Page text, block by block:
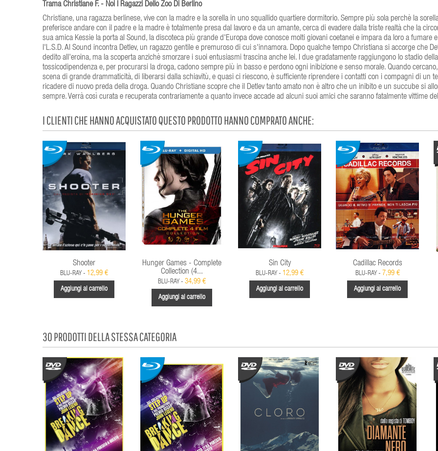
Trama Christiane F. - Noi I Ragazzi Dello Zoo Di Berlino
Christiane, una ragazza berlinese, vive con la madre e la sorella in uno squallido quartiere dormitorio. Sempre più sola perchè la
preferisce andare con il padre e la madre è totalmente presa dal lavoro e da un amante, cerca di evadere dalla triste realtà che la
sua amica Kessie la porta al Sound, la discoteca più grande d'Europa dove conosce molti giovani coetanei e impara da loro a fumare
I'L.S.D. Al Sound incontra Detlev, un ragazzo gentile e premuroso di cui s'innamora. Dopo qualche tempo Christiana si accorge che
dedito all'eroina, ma la scoperta anzichè smorzare i suoi entusiasmi trascina anche lei. I due gradatamente raggiungono lo stadio della
tossicodipendenza e, per procurarsi la droga, cadono sempre più in basso e perdono ogni inibizione e senso morale. Quando
scena di grande drammaticità, di liberarsi dalla schiavitù, e quasi ci riescono, è sufficiente riprendere i contatti con i compagni di un
ricadere di nuovo preda della droga. Quando Christiane scopre che il Detlev tanto amato non è altro che un inibito e un succube si
sempre. Verrà così curata e recuperata contrariamente a quanto invece accade ad alcuni suoi amici che saranno fatalmente vittime
I CLIENTI CHE HANNO ACQUISTATO QUESTO PRODOTTO HANNO COMPRATO ANCHE:
Shooter
BLU-RAY - 12,99 €
Aggiungi al carrello
Hunger Games - Complete
Collection (4...
BLU-RAY - 34,99 €
Aggiungi al carrello
Sin City
BLU-RAY - 12,99 €
Aggiungi al carrello
Cadillac Records
BLU-RAY - 7,99 €
Aggiungi al carrello
30 PRODOTTI DELLA STESSA CATEGORIA